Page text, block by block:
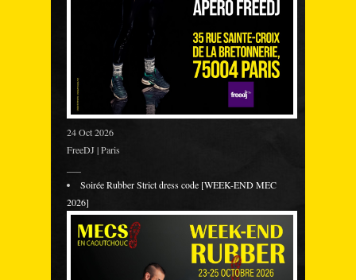
24 Oct 2026
FreeDJ | Paris
Soirée Rubber Strict dress code [WEEK-END MEC
2026]